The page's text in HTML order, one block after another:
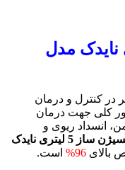
در کنترل و درمان
کلی جهت درمان
انسداد ریوی و
اکسیژن ساز 5 لیتری نایدک
بالای 96% است.